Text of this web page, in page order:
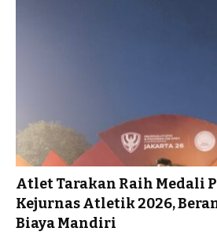
Atlet Tarakan Raih Medali
Kejurnas Atletik 2026,
Biaya Mandiri